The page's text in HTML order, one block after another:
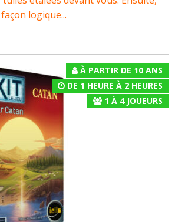
logique...
À PARTIR DE 10 ANS
DE 1 HEURE À 2 HEURES
1 À 4JOUEURS